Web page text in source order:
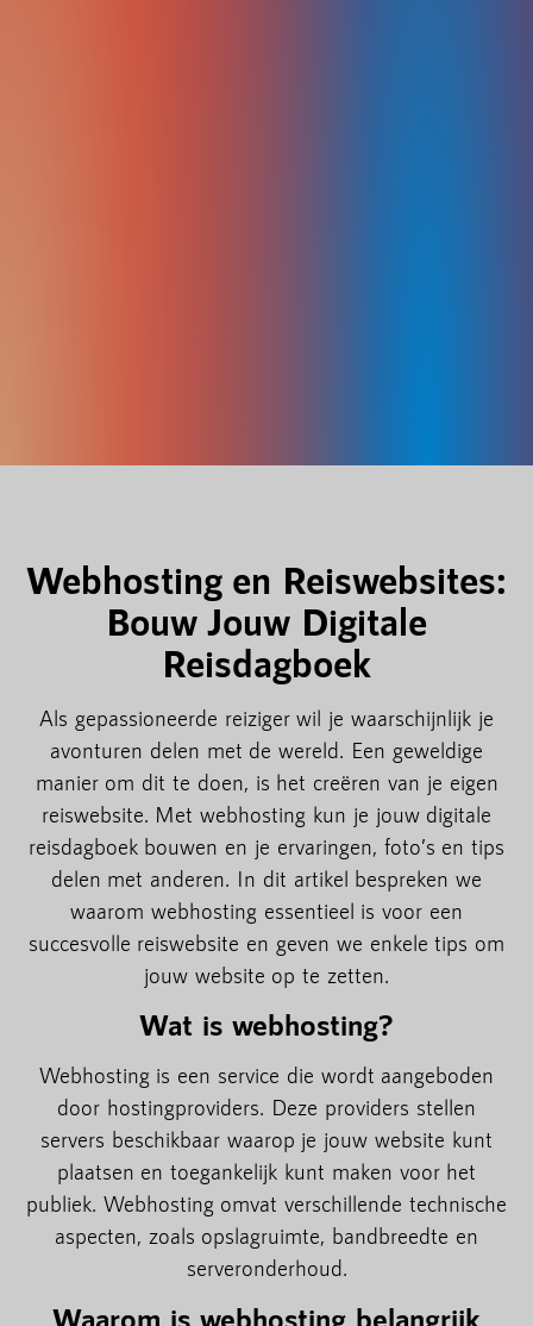
Webhosting en Reiswebsites:
Bouw Jouw Digitale
Reisdagboek
Als gepassioneerde reiziger wil je waarschijnlijk je
avonturen delen met de wereld. Een geweldige
manier om dit te doen, is het creëren van je eigen
reiswebsite. Met webhosting kun je jouw digitale
reisdagboek bouwen en je ervaringen, foto’s en tips
delen met anderen. In dit artikel bespreken we
waarom webhosting essentieel is voor een
succesvolle reiswebsite en geven we enkele tips om
jouw website op te zetten.
Wat is webhosting?
Webhosting is een service die wordt aangeboden
door hostingproviders. Deze providers stellen
servers beschikbaar waarop je jouw website kunt
plaatsen en toegankelijk kunt maken voor het
publiek. Webhosting omvat verschillende technische
aspecten, zoals opslagruimte, bandbreedte en
serveronderhoud.
Waarom is webhosting belangrijk